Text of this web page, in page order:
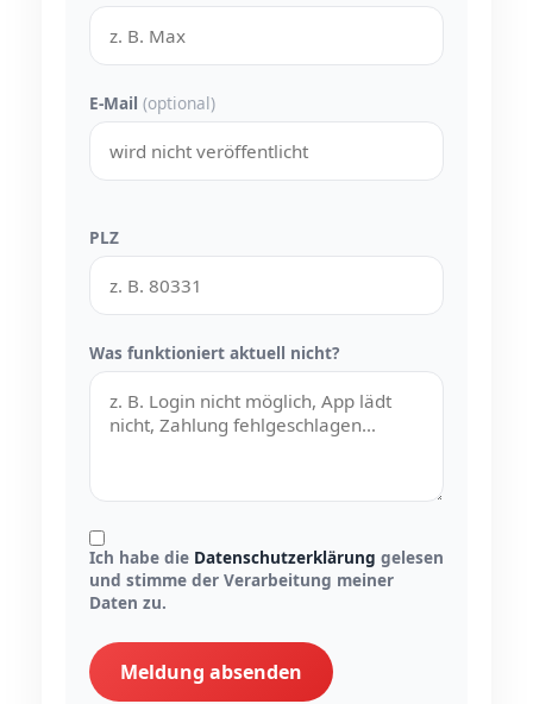
E-Mail (optional)
PLZ
Was funktioniert aktuell nicht?
Ich habe die Datenschutzerklärung gelesen
und stimme der Verarbeitung meiner
Daten zu.
Meldung absenden